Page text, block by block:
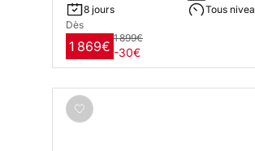
8 jours
Tous
Dès
1 869€
1 899€
-30€